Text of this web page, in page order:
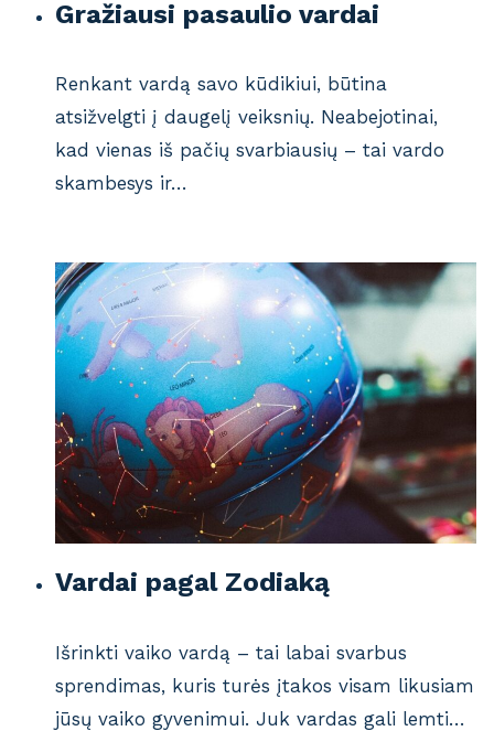
Gražiausi pasaulio vardai
Renkant vardą savo kūdikiui, būtina
atsižvelgti į daugelį veiksnių. Neabejotinai,
kad vienas iš pačių svarbiausių – tai vardo
skambesys ir…
Vardai pagal Zodiaką
Išrinkti vaiko vardą – tai labai svarbus
sprendimas, kuris turės įtakos visam likusiam
jūsų vaiko gyvenimui. Juk vardas gali lemti…